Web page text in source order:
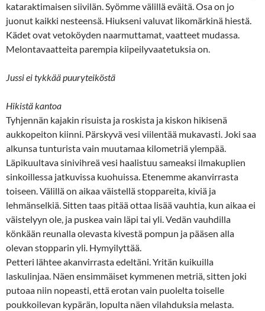
kataraktimaisen siivilän. Syömme välillä eväitä. Osa on jo
juonut kaikki nesteensä. Hiukseni valuvat likomärkinä hiestä.
Kädet ovat vetoköyden naarmuttamat, vaatteet mudassa.
Melontavaatteita parempia kiipeilyvaatetuksia on.
Jussi ei tykkää puuryteiköstä
Hikistä kantoa
Tyhjennän kajakin risuista ja roskista ja kiskon hikisenä
aukkopeiton kiinni. Pärskyvä vesi viilentää mukavasti. Joki saa
alkunsa tunturista vain muutamaa kilometriä ylempää.
Läpikuultava sinivihreä vesi haalistuu sameaksi ilmakuplien
sinkoillessa jatkuvissa kuohuissa. Etenemme akanvirrasta
toiseen. Välillä on aikaa väistellä stoppareita, kiviä ja
lehmänselkiä. Sitten taas pitää ottaa lisää vauhtia, kun aikaa ei
väistelyyn ole, ja puskea vain läpi tai yli. Vedän vauhdilla
könkään reunalla olevasta kivestä pompun ja pääsen alla
olevan stopparin yli. Hymyilyttää.
Petteri lähtee akanvirrasta edeltäni. Yritän kuikuilla
laskulinjaa. Näen ensimmäiset kymmenen metriä, sitten joki
putoaa niin nopeasti, että erotan vain puolelta toiselle
poukkoilevan kypärän, lopulta näen vilahduksia melasta.